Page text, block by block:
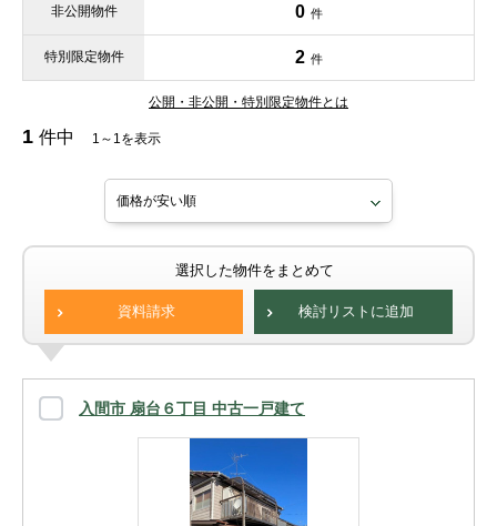
非公開物件 0 件
特別限定物件 2 件
公開・非公開・特別限定物件とは
1 件中 1～1を表示
選択した物件をまとめて
資料請求 検討リストに追加
入間市 扇台６丁目 中古一戸建て